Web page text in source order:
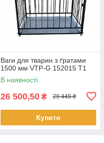
Ваги для тварин з ґратами
1500 мм VTP-G 152015 T1
В наявності
26 500,50 ₴ 29 445 ₴
Купити